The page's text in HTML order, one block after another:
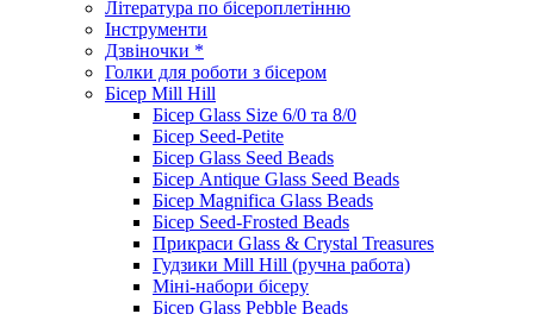
Література по бісероплетінню
Інструменти
Дзвіночки *
Голки для роботи з бісером
Бісер Mill Hill
Бісер Glass Size 6/0 та 8/0
Бісер Seed-Petite
Бісер Glass Seed Beads
Бісер Antique Glass Seed Beads
Бісер Magnifica Glass Beads
Бісер Seed-Frosted Beads
Прикраси Glass & Crystal Treasures
Гудзики Mill Hill (ручна работа)
Міні-набори бісеру
Бісер Glass Pebble Beads